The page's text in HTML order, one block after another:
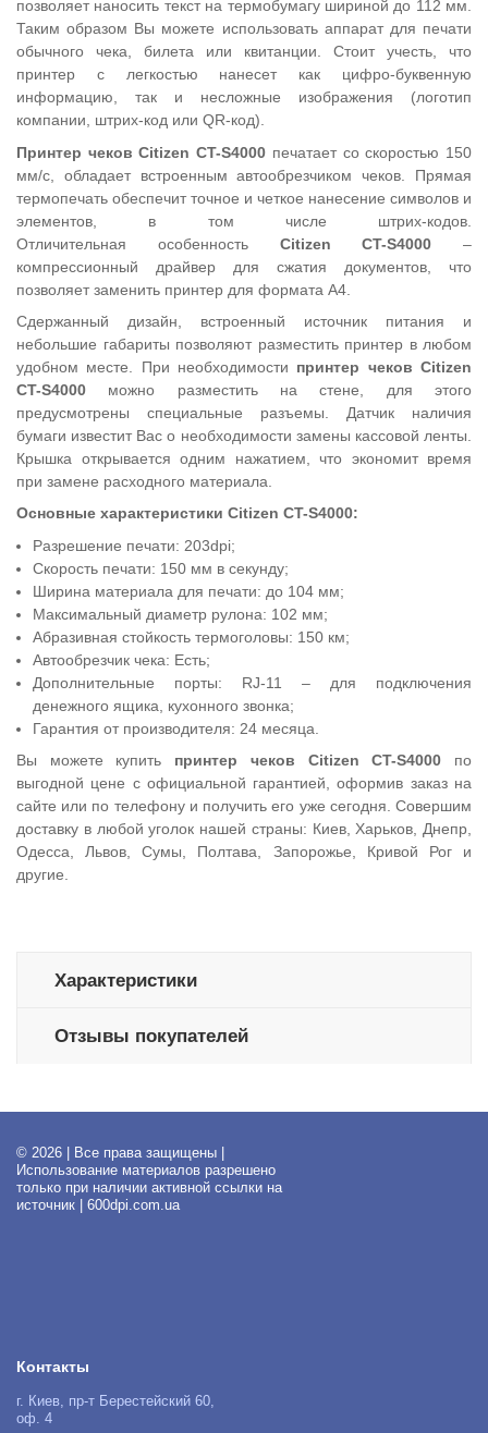
позволяет наносить текст на термобумагу шириной до 112 мм.
Таким образом Вы можете использовать аппарат для печати
обычного чека, билета или квитанции. Стоит учесть, что
принтер с легкостью нанесет как цифро-буквенную
информацию, так и несложные изображения (логотип
компании, штрих-код или QR-код).
Принтер чеков Citizen CT-S4000 печатает со скоростью 150
мм/с, обладает встроенным автообрезчиком чеков. Прямая
термопечать обеспечит точное и четкое нанесение символов и
элементов, в том числе штрих-кодов.
Отличительная особенность Citizen CT-S4000 –
компрессионный драйвер для сжатия документов, что
позволяет заменить принтер для формата А4.
Сдержанный дизайн, встроенный источник питания и
небольшие габариты позволяют разместить принтер в любом
удобном месте. При необходимости принтер чеков Citizen
CT-S4000 можно разместить на стене, для этого
предусмотрены специальные разъемы. Датчик наличия
бумаги известит Вас о необходимости замены кассовой ленты.
Крышка открывается одним нажатием, что экономит время
при замене расходного материала.
Основные характеристики Citizen CT-S4000:
Разрешение печати: 203dpi;
Скорость печати: 150 мм в секунду;
Ширина материала для печати: до 104 мм;
Максимальный диаметр рулона: 102 мм;
Абразивная стойкость термоголовы: 150 км;
Автообрезчик чека: Есть;
Дополнительные порты: RJ-11 ‒ для подключения
денежного ящика, кухонного звонка;
Гарантия от производителя: 24 месяца.
Вы можете купить
принтер чеков Citizen CT-S4000
по
выгодной цене с официальной гарантией, оформив заказ на
сайте или по телефону и получить его уже сегодня. Совершим
доставку в любой уголок нашей страны: Киев, Харьков, Днепр,
Одесса, Львов, Сумы, Полтава, Запорожье, Кривой Рог и
другие.
Характеристики
Отзывы покупателей
© 2026 | Все права защищены |
Использование материалов разрешено
только при наличии активной ссылки на
источник | 600dpi.com.ua
Контакты
г. Киев, пр-т Берестейский 60,
оф. 4